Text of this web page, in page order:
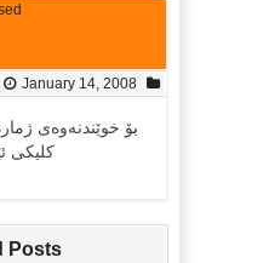
January 14, 2008
ب
کلیکی
Posts